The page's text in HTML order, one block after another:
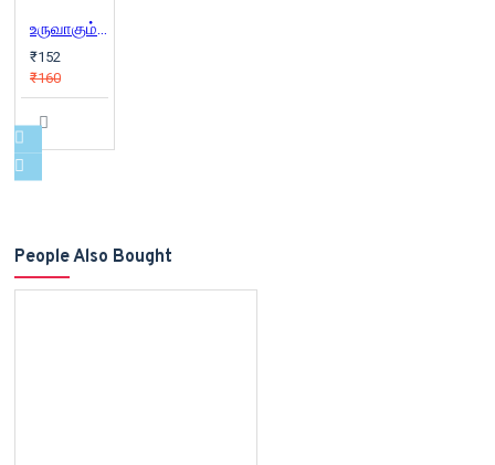
உருவாகும் உள்ளம்
₹152
₹160
People Also Bought